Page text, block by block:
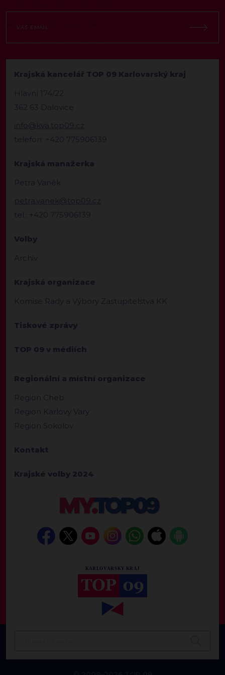
Krajská kancelář TOP 09 Karlovarský kraj
Hlavní 174/22
362 63 Dalovice
info@kva.top09.cz
telefon: +420 775906139
Krajská manažerka
Petra Vaněk
petra.vanek@top09.cz
tel.: +420 775906139
Volby
Archiv
Krajská organizace
Komise Rady a Výbory Zastupitelstva KK
Tiskové zprávy
TOP 09 v médiích
Regionální a místní organizace
Region Cheb
Region Karlovy Vary
Region Sokolov
Kontakt
Krajské volby 2024